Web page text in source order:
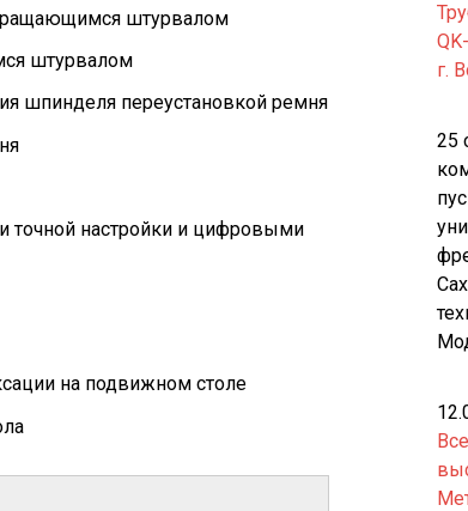
штурвалом
штурвалом
шпинделя переустановкой ремня
точной настройки и цифровыми
на подвижном столе
г.
25